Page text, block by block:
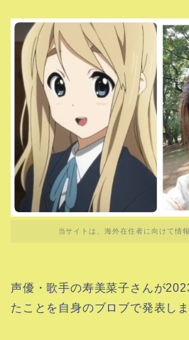
当サイトは、海外在住者に向けて情
声優・歌手の寿美菜子さんが
たことを自身のブロブで発表しま